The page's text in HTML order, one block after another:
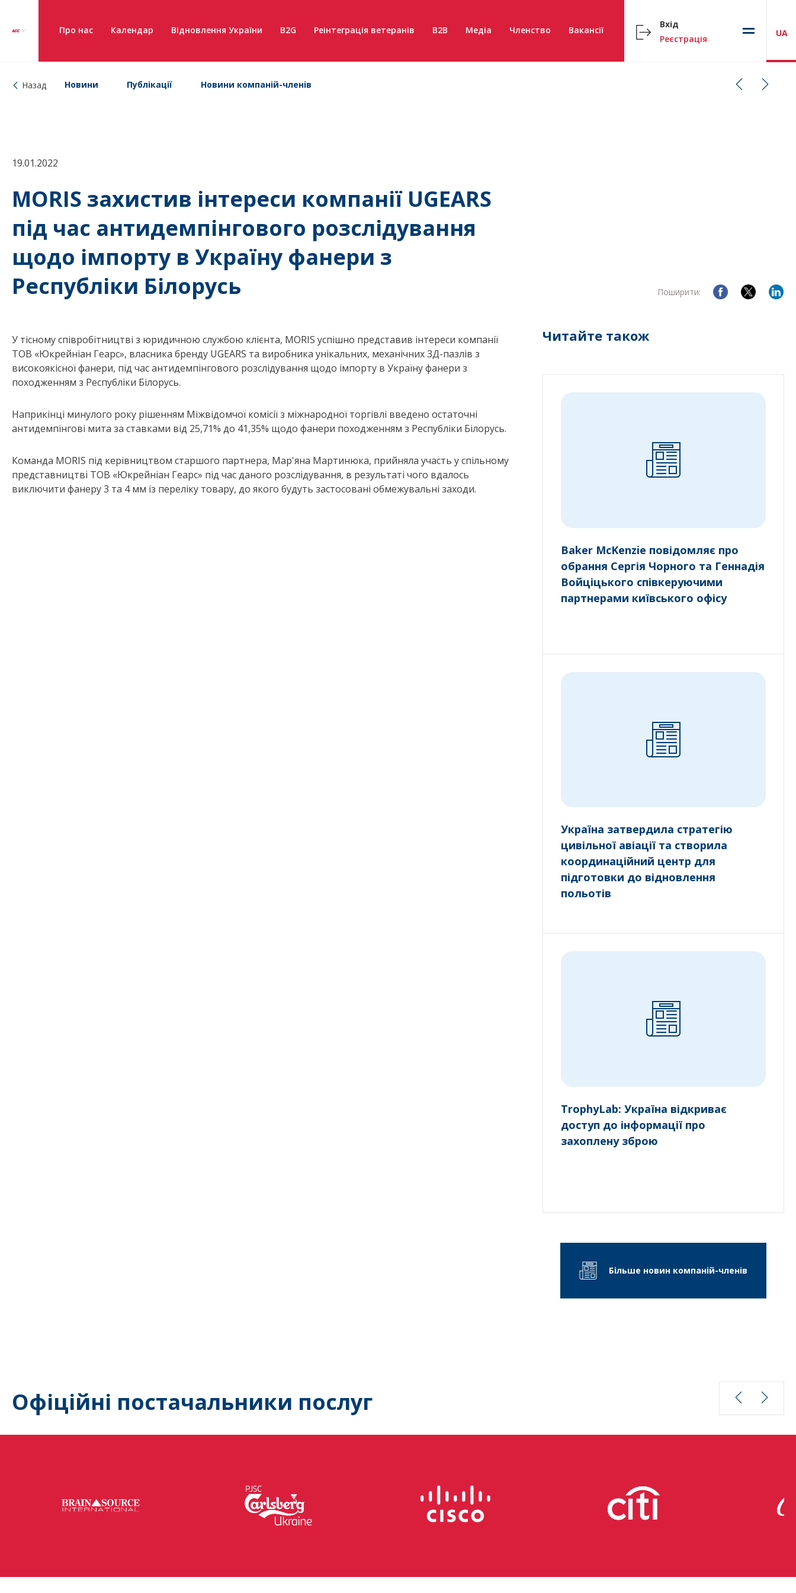
Про нас Календар Відновлення України B2G Реінтеграція ветеранів B2B Медіа Членство Вакансії
Вхід
Реєстрація
UA
Назад Новини Публікації Новини компаній-членів
19.01.2022
MORIS захистив інтереси компанії UGEARS
під час антидемпінгового розслідування
щодо імпорту в Україну фанери з
Республіки Білорусь
Поширити:
У тісному співробітництві з юридичною службою клієнта, MORIS успішно представив інтереси компанії
ТОВ «Юкрейніан Геарс», власника бренду UGEARS та виробника унікальних, механічних 3Д-пазлів з
високоякісної фанери, під час антидемпінгового розслідування щодо імпорту в Україну фанери з
походженням з Республіки Білорусь.
Наприкінці минулого року рішенням Міжвідомчої комісії з міжнародної торгівлі введено остаточні
антидемпінгові мита за ставками від 25,71% до 41,35% щодо фанери походженням з Республіки Білорусь.
Команда MORIS під керівництвом старшого партнера, Мар'яна Мартинюка, прийняла участь у спільному
представництві ТОВ «Юкрейніан Геарс» під час даного розслідування, в результаті чого вдалось
виключити фанеру 3 та 4 мм із переліку товару, до якого будуть застосовані обмежувальні заходи.
Читайте також
Baker McKenzie повідомляє про
обрання Сергія Чорного та Геннадія
Войціцького співкеруючими
партнерами київського офісу
Україна затвердила стратегію
цивільної авіації та створила
координаційний центр для
підготовки до відновлення
польотів
TrophyLab: Україна відкриває
доступ до інформації про
захоплену зброю
Більше новин компаній-членів
Офіційні постачальники послуг